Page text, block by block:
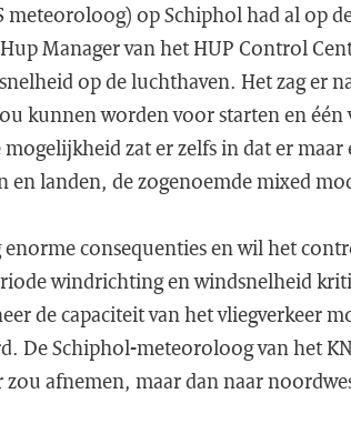
op Schiphol had al op
Manager van het HUP Control
op de luchthaven. Het zag er
kunnen worden voor starten en
zat er zelfs in dat er maar
landen, de zogenoemde mixed
consequenties en wil het
windrichting en windsnelheid
de capaciteit van het vliegverkeer
De Schiphol-meteoroloog van het
zou afnemen, maar dan naar